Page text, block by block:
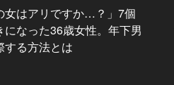
女はアリですか…？」7個
になった36歳女性。年下男
する方法とは